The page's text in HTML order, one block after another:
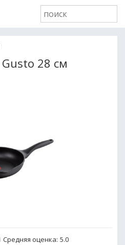
28 см
Средняя оценка: 5.0